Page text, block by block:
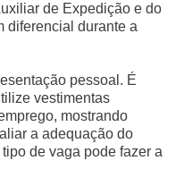
de Expedição e do
diferencial durante a
pessoal. É
vestimentas
mostrando
a adequação do
de vaga pode fazer a